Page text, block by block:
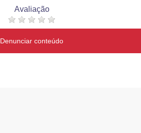
Avaliação
Denunciar conteúdo